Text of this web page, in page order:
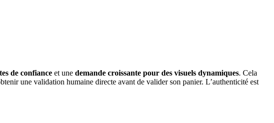
de confiance et une demande croissante pour des visuels dynamiques. Cela
une validation humaine directe avant de valider son panier. L’authenticité est